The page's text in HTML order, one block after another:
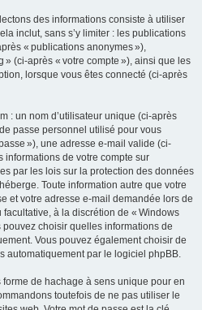
des informations consiste à utiliser
inclut, sans s’y limiter : les publications
« publications anonymes »),
» (ci-après « votre compte »), ainsi que les
lorsque vous êtes connecté (ci-après
: un nom d’utilisateur unique (ci-après
passe personnel utilisé pour vous
»), une adresse e-mail valide (ci-
informations de votre compte sur
par les lois sur la protection des données
Toute information autre que votre
et votre adresse e-mail demandée lors de
facultative, à la discrétion de « Windows
pouvez choisir quelles informations de
Vous pouvez également choisir de
automatiquement par le logiciel phpBB.
de hachage à sens unique pour en
toutefois de ne pas utiliser le